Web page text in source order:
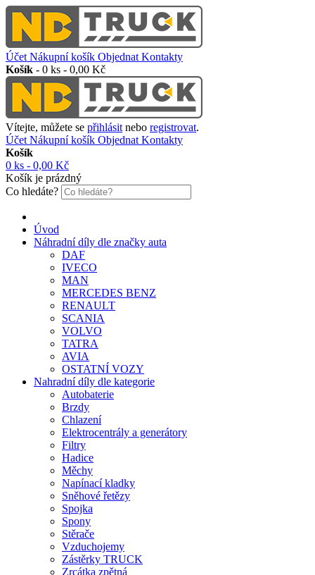
Účet Nákupní košík Objednat Kontakty
Košík - 0 ks - 0,00 Kč
Vítejte, můžete se přihlásit nebo registrovat.
Účet Nákupní košík Objednat Kontakty
Košík
0 ks - 0,00 Kč
Košík je prázdný
Co hledáte?
Úvod
Náhradní díly dle značky auta
DAF
IVECO
MAN
MERCEDES BENZ
RENAULT
SCANIA
VOLVO
TATRA
AVIA
OSTATNÍ VOZY
Nahradní díly dle kategorie
Autobaterie
Brzdy
Chlazení
Elektrocentrály a generátory
Filtry
Hadice
Měchy
Napínací kladky
Sněhové řetězy
Spojka
Spony
Stěrače
Vzduchojemy
Zástěrky TRUCK
Zrcátka zpětná